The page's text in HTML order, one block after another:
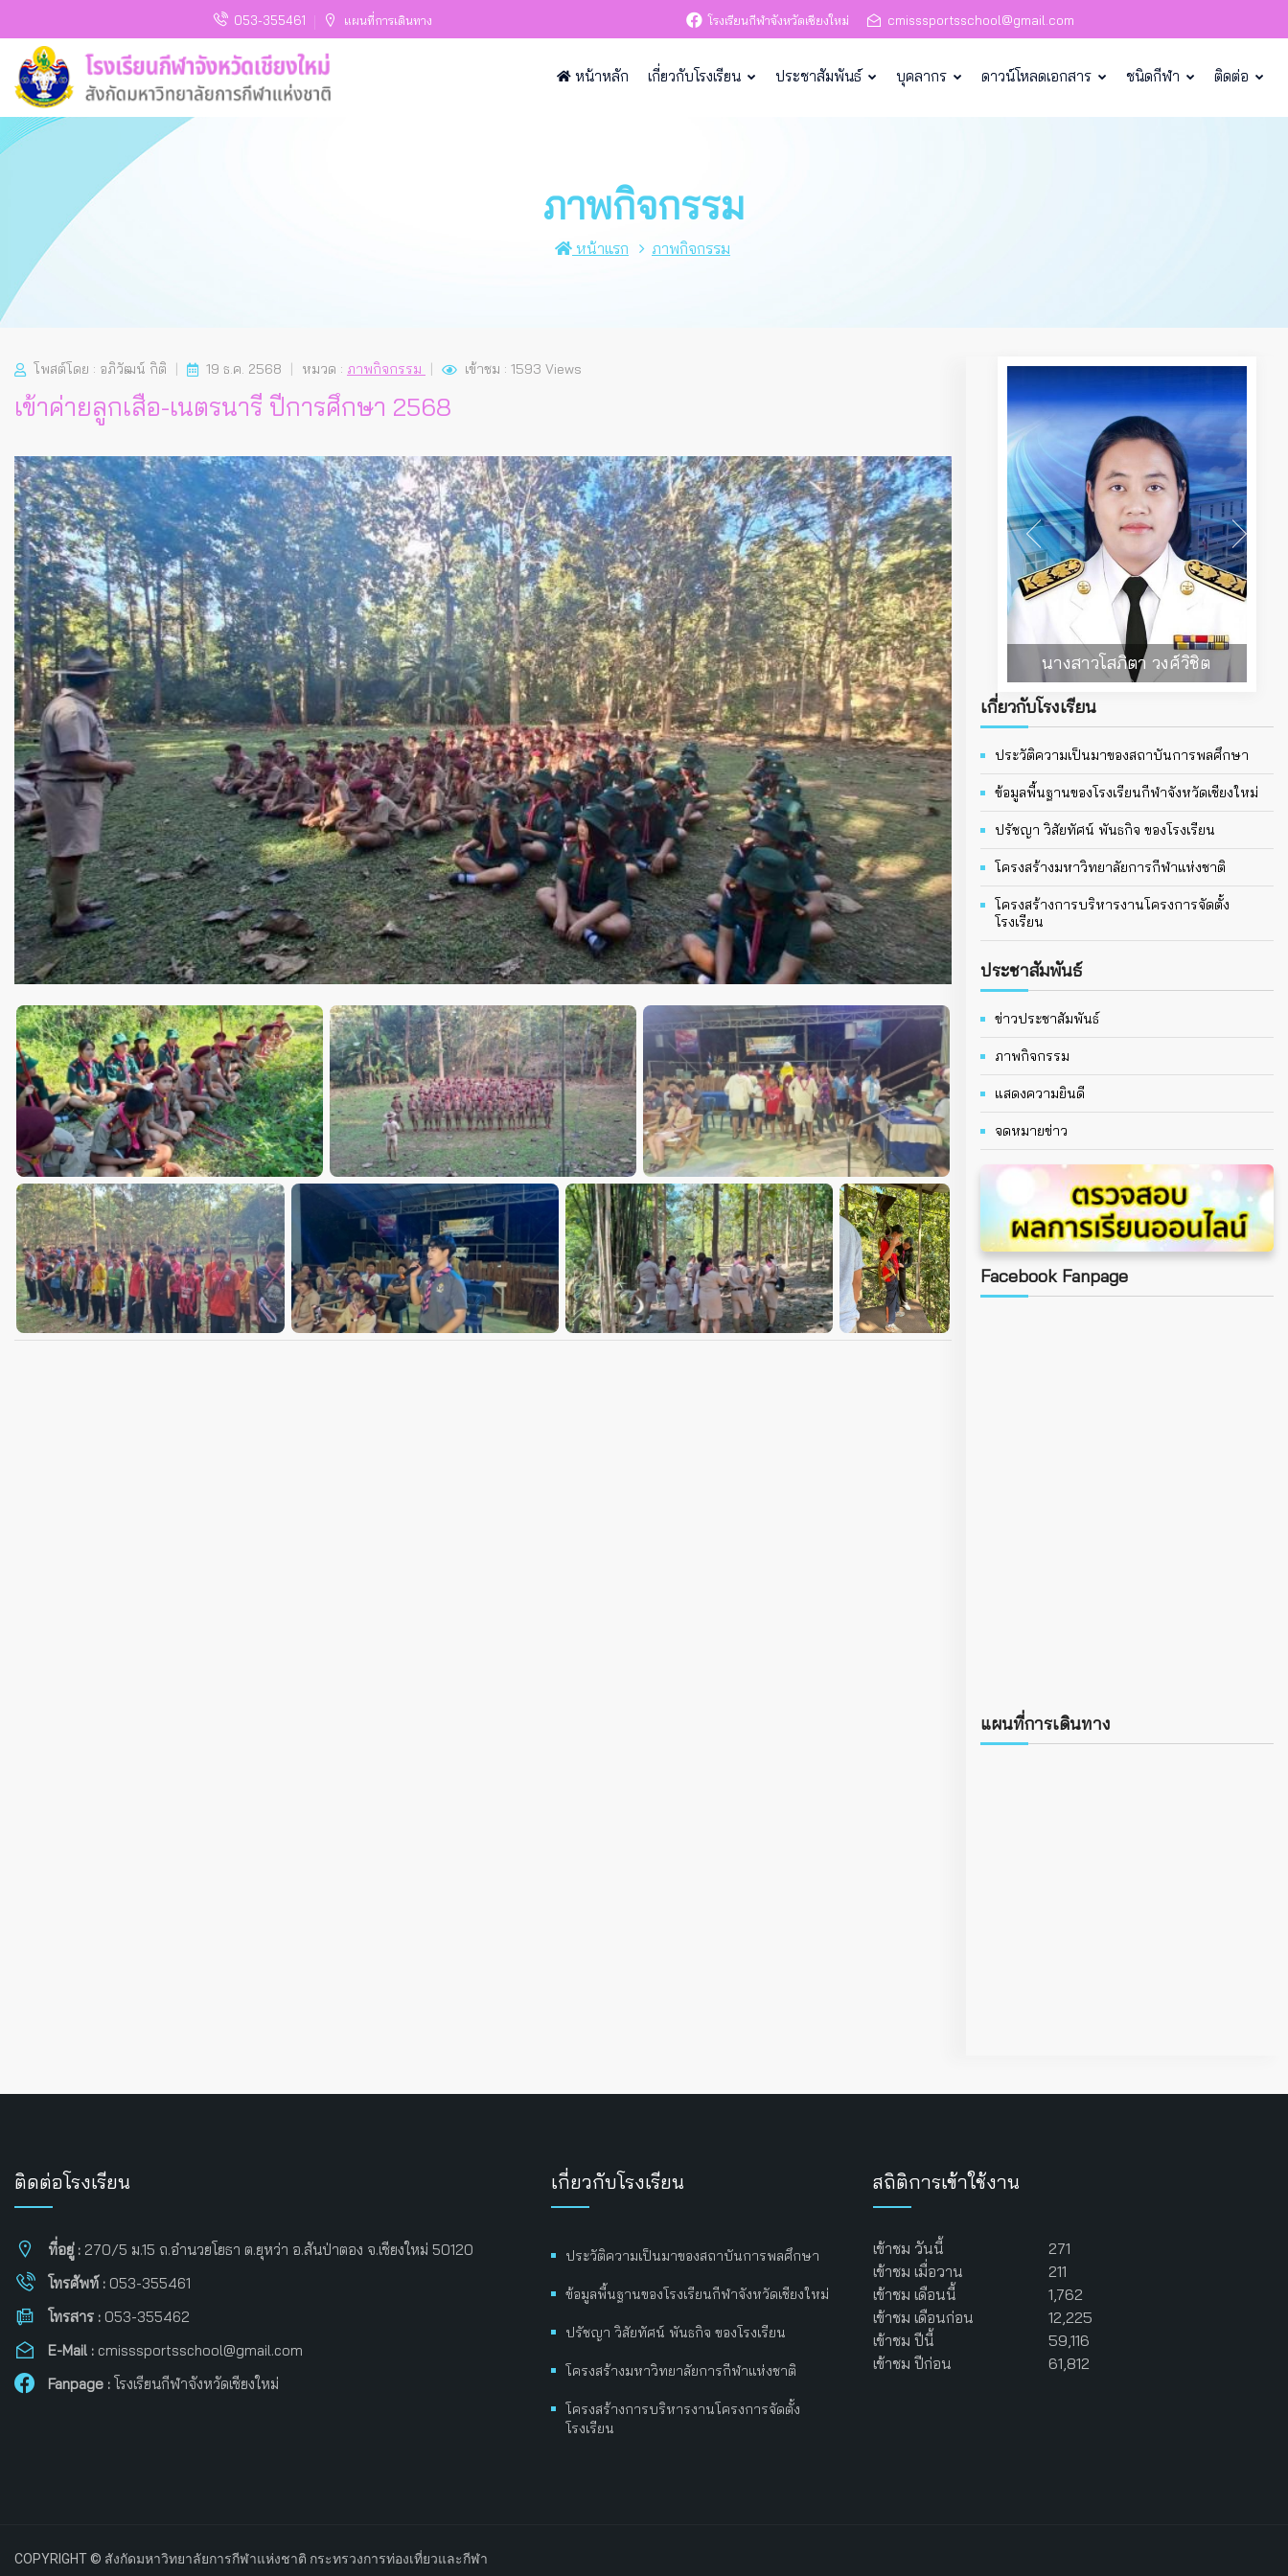
053-355461 แผนที่การเดินทาง โรงเรียนกีฬาจังหวัดเชียงใหม่ cmisssportsschool@gmail.com
หน้าหลัก เกี่ยวกับโรงเรียน ประชาสัมพันธ์ บุคลากร ดาวน์โหลดเอกสาร ชนิดกีฬา ติดต่อ
ภาพกิจกรรม
หน้าแรก ภาพกิจกรรม
โพสต์โดย : อภิวัฒน์ กิติ 19 ธ.ค. 2568 หมวด : ภาพกิจกรรม เข้าชม : 1593 Views
เข้าค่ายลูกเสือ-เนตรนารี ปีการศึกษา 2568
นายธิปนที ออนศรี
เกี่ยวกับโรงเรียน
ประวัติความเป็นมาของสถาบันการพลศึกษา
ข้อมูลพื้นฐานของโรงเรียนกีฬาจังหวัดเชียงใหม่
ปรัชญา วิสัยทัศน์ พันธกิจ ของโรงเรียน
โครงสร้างมหาวิทยาลัยการกีฬาแห่งชาติ
โครงสร้างการบริหารงานโครงการจัดตั้ง
โรงเรียน
ประชาสัมพันธ์
ข่าวประชาสัมพันธ์
ภาพกิจกรรม
แสดงความยินดี
จดหมายข่าว
Facebook Fanpage
แผนที่การเดินทาง
ติดต่อโรงเรียน
ที่อยู่ : 270/5 ม.15 ถ.อำนวยโยธา ต.ยุหว่า อ.สันป่าตอง จ.เชียงใหม่ 50120
โทรศัพท์ : 053-355461
โทรสาร : 053-355462
E-Mail : cmisssportsschool@gmail.com
Fanpage : โรงเรียนกีฬาจังหวัดเชียงใหม่
เกี่ยวกับโรงเรียน
ประวัติความเป็นมาของสถาบันการพลศึกษา
ข้อมูลพื้นฐานของโรงเรียนกีฬาจังหวัดเชียงใหม่
ปรัชญา วิสัยทัศน์ พันธกิจ ของโรงเรียน
โครงสร้างมหาวิทยาลัยการกีฬาแห่งชาติ
โครงสร้างการบริหารงานโครงการจัดตั้ง
โรงเรียน
สถิติการเข้าใช้งาน
เข้าชม วันนี้
271
เข้าชม เมื่อวาน
211
เข้าชม เดือนนี้
1,762
เข้าชม เดือนก่อน
12,225
เข้าชม ปีนี้
59,116
เข้าชม ปีก่อน
61,812
COPYRIGHT © สังกัดมหาวิทยาลัยการกีฬาแห่งชาติ กระทรวงการท่องเที่ยวและกีฬา